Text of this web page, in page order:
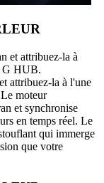
et attribuez-la à
G HUB.
attribuez-la à l'une
moteur
et synchronise
en temps réel. Le
qui immerge
que votre